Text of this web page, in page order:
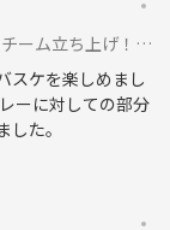
日(土)13:00〜15:00に参加
スケを楽しめまし
ーに対しての部分
た。